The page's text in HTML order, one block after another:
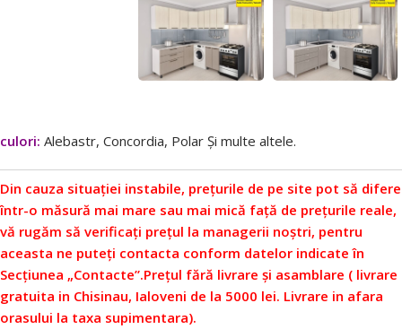
culori: Alebastr, Concordia, Polar Și multe altele.
Din cauza situației instabile, prețurile de pe site pot să difere
într-o măsură mai mare sau mai mică față de prețurile reale,
vă rugăm să verificați prețul la managerii noștri, pentru
aceasta ne puteți contacta conform datelor indicate în
Secțiunea „Contacte”.Prețul fără livrare și asamblare ( livrare
gratuita in Chisinau, Ialoveni de la 5000 lei. Livrare in afara
orasului la taxa supimentara).